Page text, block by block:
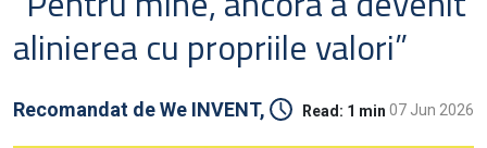
alinierea cu propriile valori”
Recomandat deWe INVENT, Read: 1 min 07 Jun 2026